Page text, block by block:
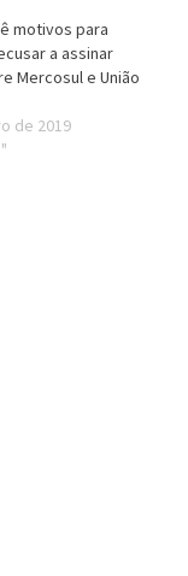
motivos para
a assinar
Mercosul e União
de 2019